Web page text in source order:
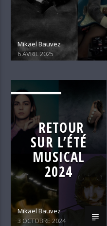
Mikael Bauvez
6 AVRIL 2025
ALTERNATIVE
RETOUR
SUR L’ÉTÉ
MUSICAL
2024
Mikael Bauvez
3 OCTOBRE 2024